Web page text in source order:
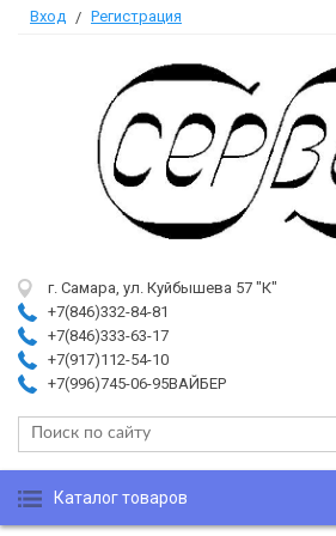
Вход / Регистрация
г. Самара, ул. Куйбышева 57 "К"
+7(846)332-84-81
+7(846)333-63-17
+7(917)112-54-10
+7(996)745-06-95ВАЙБЕР
Каталог товаров